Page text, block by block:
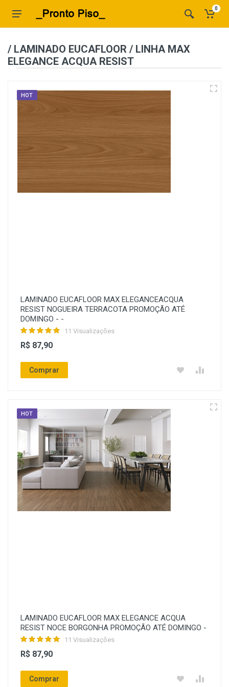
0
/ LAMINADO EUCAFLOOR / LINHA MAX
ELEGANCE ACQUA RESIST
HOT
LAMINADO EUCAFLOOR MAX ELEGANCEACQUA
RESIST NOGUEIRA TERRACOTA PROMOÇÃO ATÉ
DOMINGO - -
11 Visualizações
R$ 87,90
Comprar
HOT
LAMINADO EUCAFLOOR MAX ELEGANCE ACQUA
RESIST NOCE BORGONHA PROMOÇÃO ATÉ DOMINGO -
11 Visualizações
R$ 87,90
Comprar